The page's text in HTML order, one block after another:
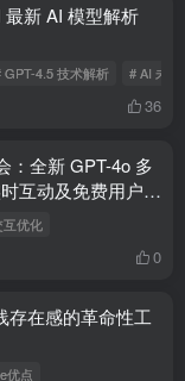
最新 AI 模型解析
GPT-4.5 技术解析 # AI 未
36
：全新 GPT-4o 多
互动及免费用户升
互优化
0
存在感的革命性工
优点